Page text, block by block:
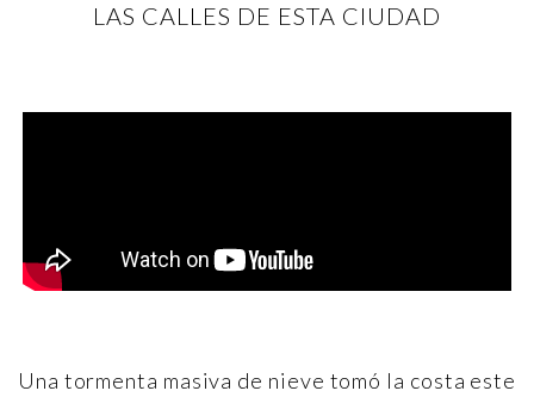
LAS CALLES DE ESTA CIUDAD
Una tormenta masiva de nieve tomó la costa este